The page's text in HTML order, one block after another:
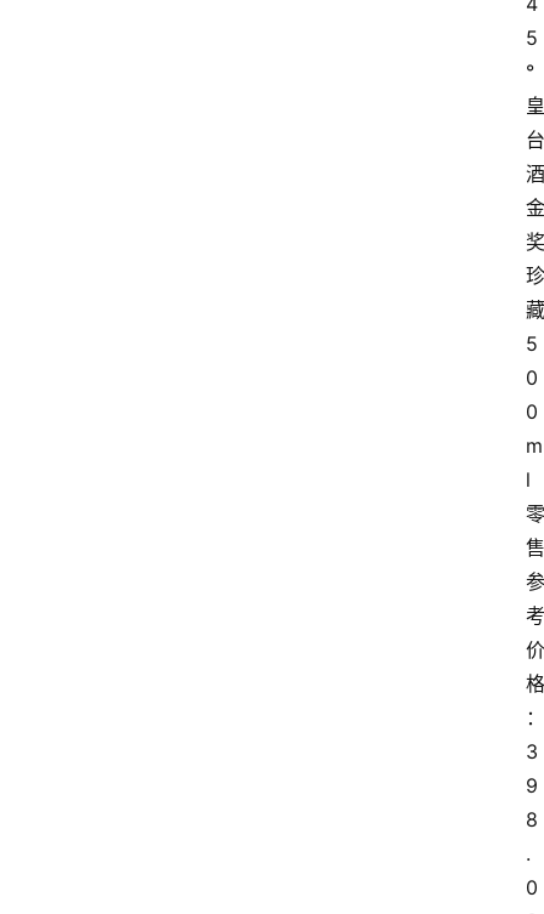
5
°
皇
台
酒
金
奖
珍
藏
5
0
0
m
l
零
售
参
考
价
格
：
3
9
8
.
0